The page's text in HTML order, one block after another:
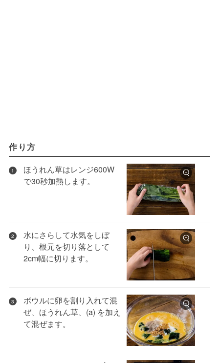
作り方
1
ほうれん草はレンジ600W
で30秒加熱します。
2
水にさらして水気をしぼ
り、根元を切り落として
2cm幅に切ります。
3
ボウルに卵を割り入れて混
ぜ、ほうれん草、(a) を加え
て混ぜます。